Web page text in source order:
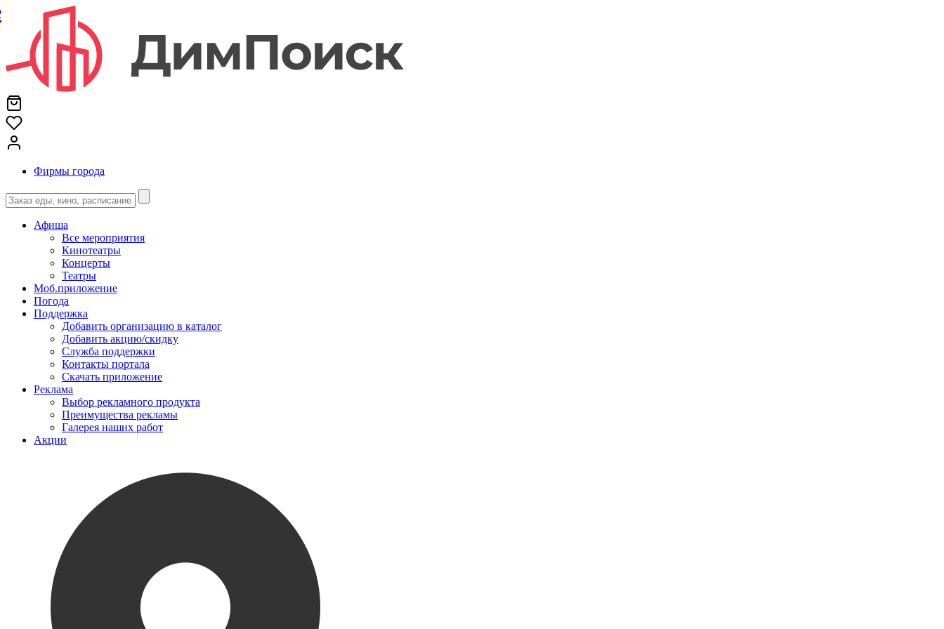
Фирмы города
Афиша
Все мероприятия
Кинотеатры
Концерты
Театры
Моб.приложение
Погода
Поддержка
Добавить организацию в каталог
Добавить акцию/скидку
Служба поддержки
Контакты портала
Скачать приложение
Реклама
Выбор рекламного продукта
Преимущества рекламы
Галерея наших работ
Акции